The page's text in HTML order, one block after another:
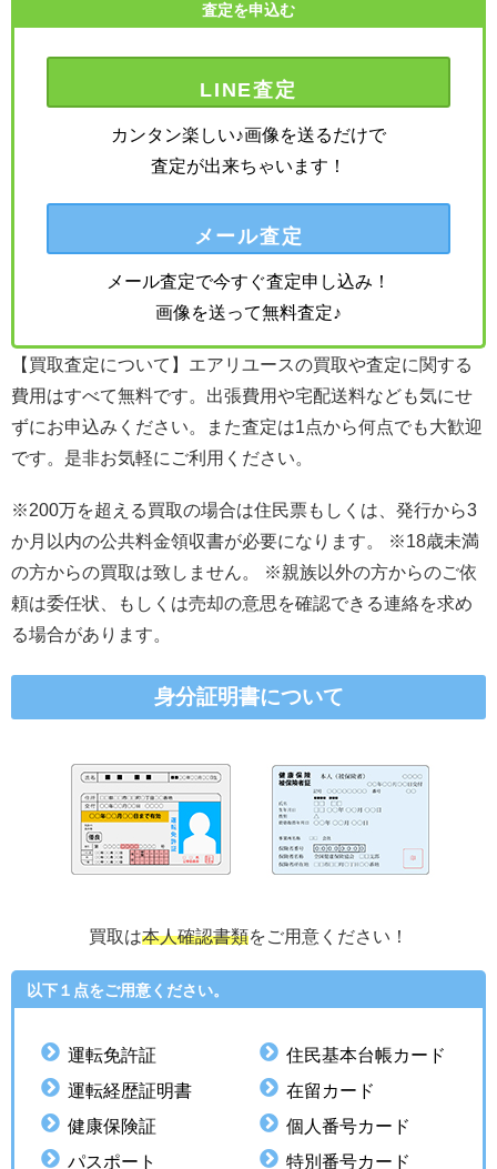
査定を申込む
LINE査定
カンタン楽しい♪画像を送るだけで
査定が出来ちゃいます！
メール査定
メール査定で今すぐ査定申し込み！
画像を送って無料査定♪
【買取査定について】エアリユースの買取や査定に関する
費用はすべて無料です。出張費用や宅配送料なども気にせ
ずにお申込みください。また査定は1点から何点でも大歓迎
です。是非お気軽にご利用ください。
※200万を超える買取の場合は住民票もしくは、発行から3
か月以内の公共料金領収書が必要になります。 ※18歳未満
の方からの買取は致しません。 ※親族以外の方からのご依
頼は委任状、もしくは売却の意思を確認できる連絡を求め
る場合があります。
身分証明書について
買取は本人確認書類をご用意ください！
以下１点をご用意ください。
運転免許証
運転経歴証明書
健康保険証
パスポート
住民基本台帳カード
在留カード
個人番号カード
特別番号カード